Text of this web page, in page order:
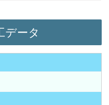
ータ